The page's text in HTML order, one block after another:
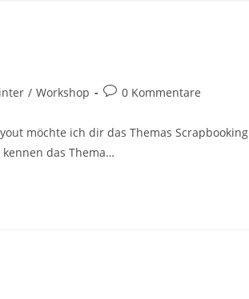
/ Workshop 0 Kommentare
möchte ich dir das Themas Scrapbooking
das Thema…